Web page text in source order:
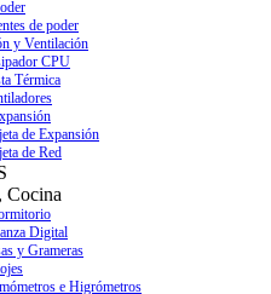
de poder
y Ventilación
CPU
Térmica
de Expansión
de Red
Cocina
Digital
y Grameras
e Higrómetros